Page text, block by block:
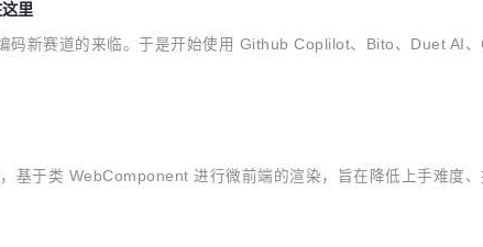
里
新赛道的来临。于是开始使用 Github Coplilot、Bito、Duet AI
基于类 WebComponent 进行微前端的渲染，旨在降低上手难度